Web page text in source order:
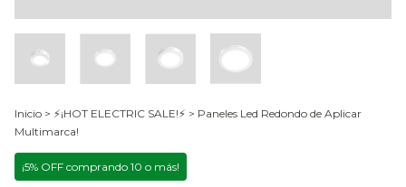
Inicio > ⚡¡HOT ELECTRIC SALE!⚡ > Paneles Led Redondo de Aplicar
Multimarca!
¡5% OFF comprando 10 o más!